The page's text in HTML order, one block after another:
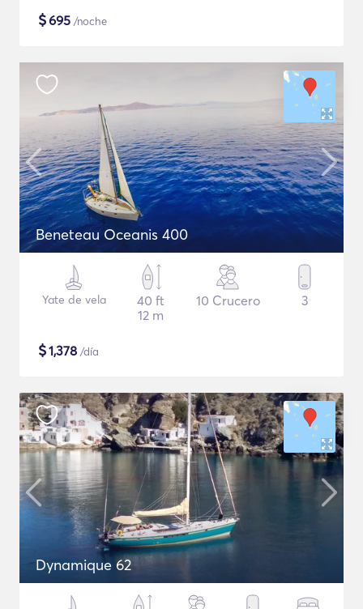
$695 /noche
Beneteau Oceanis 400
Yate de vela
40 ft
12 m
10 Crucero 3
$1,378 /día
Dynamique 62